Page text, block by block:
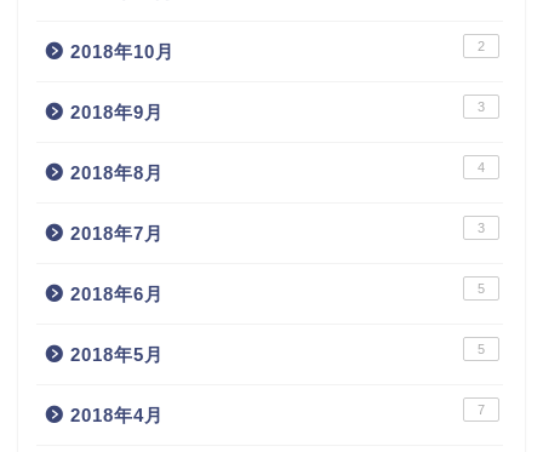
2018年10月 2
2018年9月 3
2018年8月 4
2018年7月 3
2018年6月 5
2018年5月 5
2018年4月 7